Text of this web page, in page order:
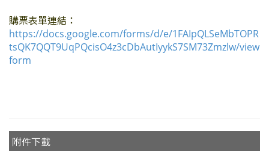
購票表單連結：
https://docs.google.com/forms/d/e/1FAIpQLSeMbTOPR
tsQK7QQT9UqPQcisO4z3cDbAutIyykS7SM73Zmzlw/view
form
附件下載